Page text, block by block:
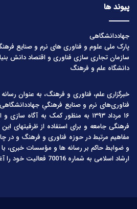
پیوند ها
جهاددانشگاهی
پارک ملی علوم و فناوری های نرم و صنایع
سازمان تجاری سازی فناوری و اقتصاد دانش
دانشگاه علم و فرهنگ
خبرگزاری علم، فناوری و فرهنگ، به عنوان
فناوری‌های نرم و صنایع فرهنگیِ
۱۶ مرداد ۱۳۹۳ به منظور کمک به آگاه
فرهنگی جامعه و برای استفاده از ظرفیتهای
مفاهیم مرتبط در حوزه فناوری و فرهنگ و
و ضوابط حاکم بر رسانه ها و مؤسسات خبری،
ارشاد اسلامی به شماره 70016 فعالیت خود را آغاز کرده است.